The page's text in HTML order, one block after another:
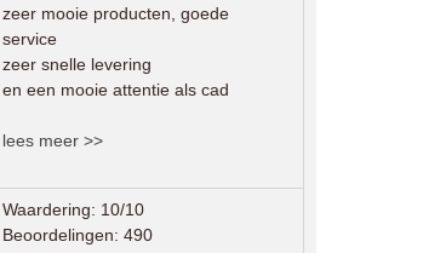
zeer mooie producten, goede
service
zeer snelle levering
en een mooie attentie als cad
lees meer >>
Waardering: 10/10
Beoordelingen: 490